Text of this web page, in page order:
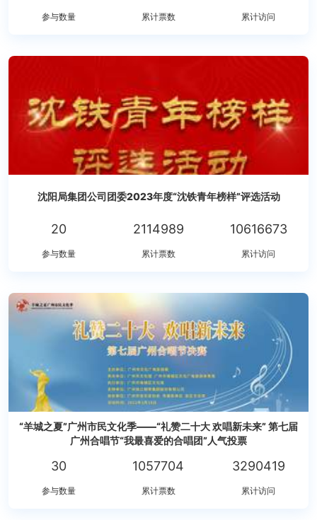
参与数量 累计票数 累计访问
沈阳局集团公司团委2023年度“沈铁青年榜样”评选活动
20 2114989 10616673
参与数量 累计票数 累计访问
“羊城之夏”广州市民文化季——“礼赞二十大 欢唱新未来” 第七届
广州合唱节“我最喜爱的合唱团”人气投票
30 1057704 3290419
参与数量 累计票数 累计访问